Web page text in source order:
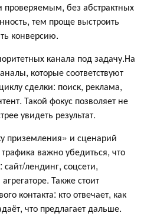
без абстрактных
тем проще выстроить
конверсию.
канала под задачу.На
которые соответствуют
сделки: поиск, реклама,
Такой фокус позволяет не
увидеть результат.
приземления» и сценарий
важно убедиться, что
сайт/лендинг, соцсети,
Также стоит
контакта: кто отвечает, как
что предлагает дальше.